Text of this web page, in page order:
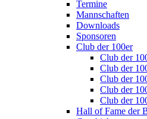
Termine
Mannschaften
Downloads
Sponsoren
Club der 100er
Club der
Club der
Club der
Club der
Club der
Hall of Fame der